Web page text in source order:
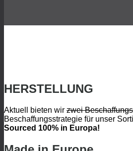
HERSTELLUNG
Aktuell bieten wir zwei
Beschaffungsstrategie für unser
Sourced 100% in Europa!